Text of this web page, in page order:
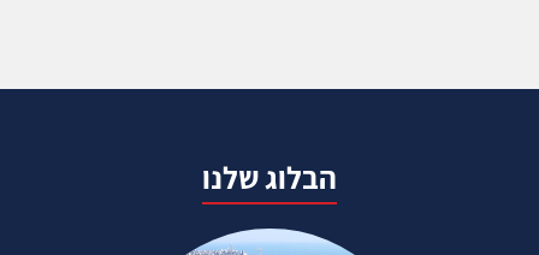
הבלוג שלנו